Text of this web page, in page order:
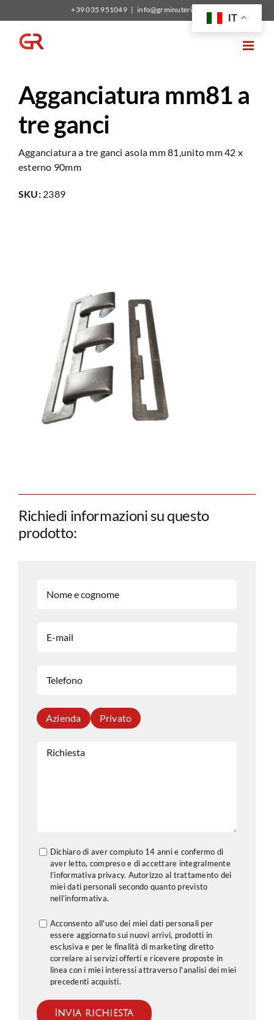
al
contenuto
+39 035 951049 | info@grminuterie.it
Agganciatura mm81 a
tre ganci
Agganciatura a tre ganci asola mm 81,unito mm 42 x
esterno 90mm
SKU:2389
Richiedi informazioni su questo
prodotto:
Azienda Privato
Dichiaro di aver compiuto 14 anni e confermo di
aver letto, compreso e di accettare integralmente
l’informativa privacy. Autorizzo al trattamento dei
miei dati personali secondo quanto previsto
nell’informativa.
Acconsento all'uso dei miei dati personali per
essere aggiornato sui nuovi arrivi, prodotti in
esclusiva e per le finalità di marketing diretto
correlare ai servizi offerti e ricevere proposte in
linea con i miei interessi attraverso l'analisi dei miei
precedenti acquisti.
IT